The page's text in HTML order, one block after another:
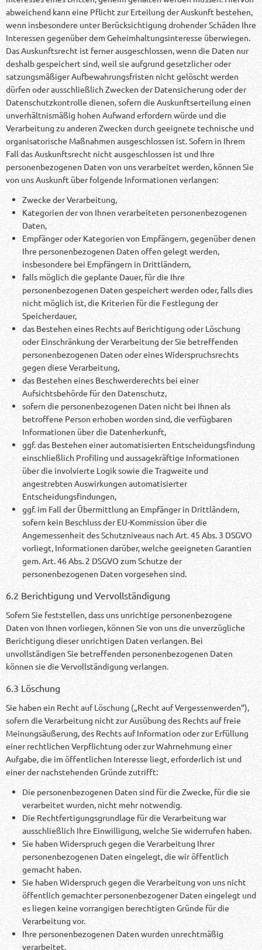
abweichend kann eine Pflicht zur Erteilung der Auskunft bestehen,
wenn insbesondere unter Berücksichtigung drohender Schäden Ihre
Interessen gegenüber dem Geheimhaltungsinteresse überwiegen.
Das Auskunftsrecht ist ferner ausgeschlossen, wenn die Daten nur
deshalb gespeichert sind, weil sie aufgrund gesetzlicher oder
satzungsmäßiger Aufbewahrungsfristen nicht gelöscht werden
dürfen oder ausschließlich Zwecken der Datensicherung oder der
Datenschutzkontrolle dienen, sofern die Auskunftserteilung einen
unverhältnismäßig hohen Aufwand erfordern würde und die
Verarbeitung zu anderen Zwecken durch geeignete technische und
organisatorische Maßnahmen ausgeschlossen ist. Sofern in Ihrem
Fall das Auskunftsrecht nicht ausgeschlossen ist und Ihre
personenbezogenen Daten von uns verarbeitet werden, können Sie
von uns Auskunft über folgende Informationen verlangen:
Zwecke der Verarbeitung,
Kategorien der von Ihnen verarbeiteten personenbezogenen
Daten,
Empfänger oder Kategorien von Empfängern, gegenüber denen
Ihre personenbezogenen Daten offen gelegt werden,
insbesondere bei Empfängern in Drittländern,
falls möglich die geplante Dauer, für die Ihre
personenbezogenen Daten gespeichert werden oder, falls dies
nicht möglich ist, die Kriterien für die Festlegung der
Speicherdauer,
das Bestehen eines Rechts auf Berichtigung oder Löschung
oder Einschränkung der Verarbeitung der Sie betreffenden
personenbezogenen Daten oder eines Widerspruchsrechts
gegen diese Verarbeitung,
das Bestehen eines Beschwerderechts bei einer
Aufsichtsbehörde für den Datenschutz,
sofern die personenbezogenen Daten nicht bei Ihnen als
betroffene Person erhoben worden sind, die verfügbaren
Informationen über die Datenherkunft,
ggf. das Bestehen einer automatisierten Entscheidungsfindung
einschließlich Profiling und aussagekräftige Informationen
über die involvierte Logik sowie die Tragweite und
angestrebten Auswirkungen automatisierter
Entscheidungsfindungen,
ggf. im Fall der Übermittlung an Empfänger in Drittländern,
sofern kein Beschluss der EU-Kommission über die
Angemessenheit des Schutzniveaus nach Art. 45 Abs. 3 DSGVO
vorliegt, Informationen darüber, welche geeigneten Garantien
gem. Art. 46 Abs. 2 DSGVO zum Schutze der
personenbezogenen Daten vorgesehen sind.
6.2 Berichtigung und Vervollständigung
Sofern Sie feststellen, dass uns unrichtige personenbezogene
Daten von Ihnen vorliegen, können Sie von uns die unverzügliche
Berichtigung dieser unrichtigen Daten verlangen. Bei
unvollständigen Sie betreffenden personenbezogenen Daten
können sie die Vervollständigung verlangen.
6.3 Löschung
Sie haben ein Recht auf Löschung („Recht auf Vergessenwerden“),
sofern die Verarbeitung nicht zur Ausübung des Rechts auf freie
Meinungsäußerung, des Rechts auf Information oder zur Erfüllung
einer rechtlichen Verpflichtung oder zur Wahrnehmung einer
Aufgabe, die im öffentlichen Interesse liegt, erforderlich ist und
einer der nachstehenden Gründe zutrifft:
Die personenbezogenen Daten sind für die Zwecke, für die sie
verarbeitet wurden, nicht mehr notwendig.
Die Rechtfertigungsgrundlage für die Verarbeitung war
ausschließlich Ihre Einwilligung, welche Sie widerrufen haben.
Sie haben Widerspruch gegen die Verarbeitung Ihrer
personenbezogenen Daten eingelegt, die wir öffentlich
gemacht haben.
Sie haben Widerspruch gegen die Verarbeitung von uns nicht
öffentlich gemachter personenbezogener Daten eingelegt und
es liegen keine vorrangigen berechtigten Gründe für die
Verarbeitung vor.
Ihre personenbezogenen Daten wurden unrechtmäßig
verarbeitet.